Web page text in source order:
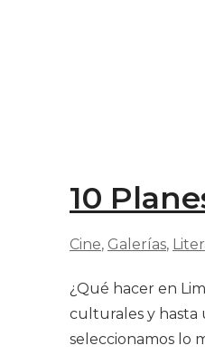
10
Cine‚ Galerías‚
¿Qué hacer en
culturales y hasta
seleccionamos lo